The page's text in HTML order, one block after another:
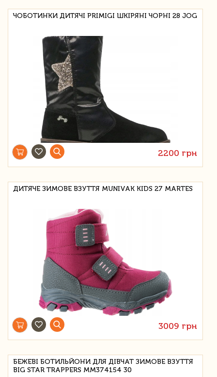
ЧОБОТИНКИ ДИТЯЧІ PRIMIGI ШКІРЯНІ ЧОРНІ 28 JOG
2200 грн
ДИТЯЧЕ ЗИМОВЕ ВЗУТТЯ MUNIVAK KIDS 27 MARTES
3009 грн
БЕЖЕВІ БОТИЛЬЙОНИ ДЛЯ ДІВЧАТ ЗИМОВЕ ВЗУТТЯ
BIG STAR TRAPPERS MM374154 30